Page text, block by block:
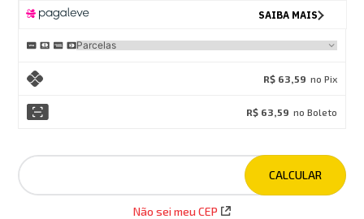
R$ 63,59 no Pix
R$ 63,59 no Boleto
Não sei meu CEP